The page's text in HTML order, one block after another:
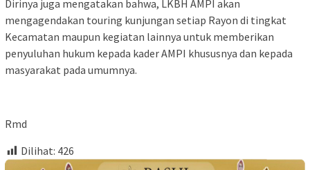
Dirinya juga mengatakan bahwa, LKBH AMPI akan
mengagendakan touring kunjungan setiap Rayon di tingkat
Kecamatan maupun kegiatan lainnya untuk memberikan
penyuluhan hukum kepada kader AMPI khususnya dan kepada
masyarakat pada umumnya.
Rmd
Dilihat: 426